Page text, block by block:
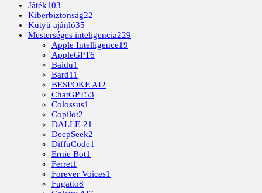
Játék103
Kiberbiztonság22
Kütyü ajánló35
Mesterséges inteligencia229
Apple Intelligence19
AppleGPT6
Baidu1
Bard11
BESPOKE AI2
ChatGPT53
Colossus1
Copilot2
DALLE-21
DeepSeek2
DiffuCode1
Ernie Bot1
Ferret1
Forever Voices1
Fugatto8